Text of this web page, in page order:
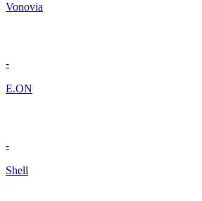
Vonovia
-
E.ON
-
Shell